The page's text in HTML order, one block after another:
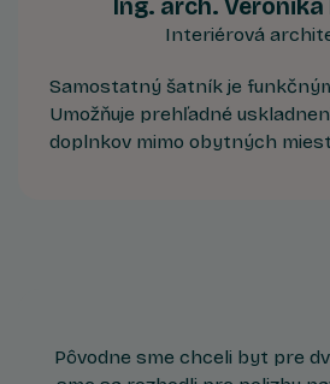
Ing. arch.
Interiérová
Samostatný šatník je
Umožňuje prehľadné
doplnkov mimo obytných
Pôvodne sme chceli byt pre